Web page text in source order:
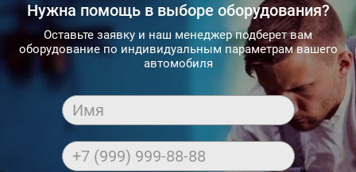
Нужна помощь в выборе оборудования?
Оставьте заявку и наш менеджер подберет вам
оборудование по индивидуальным параметрам вашего
автомобиля
Имя
+7 (999) 999-88-88